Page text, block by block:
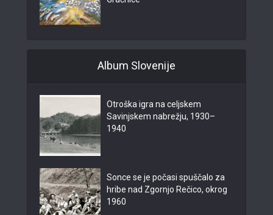
Album Slovenije
Otroška igra na celjskem
Savinjskem nabrežju, 1930–
1940
Sonce se je počasi spuščalo za
hribe nad Zgornjo Rečico, okrog
1960